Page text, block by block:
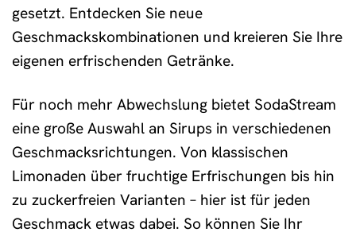
gesetzt. Entdecken Sie neue
Geschmackskombinationen und kreieren Sie Ihre
eigenen erfrischenden Getränke.
Für noch mehr Abwechslung bietet SodaStream
eine große Auswahl an Sirups in verschiedenen
Geschmacksrichtungen. Von klassischen
Limonaden über fruchtige Erfrischungen bis hin
zu zuckerfreien Varianten – hier ist für jeden
Geschmack etwas dabei. So können Sie Ihr